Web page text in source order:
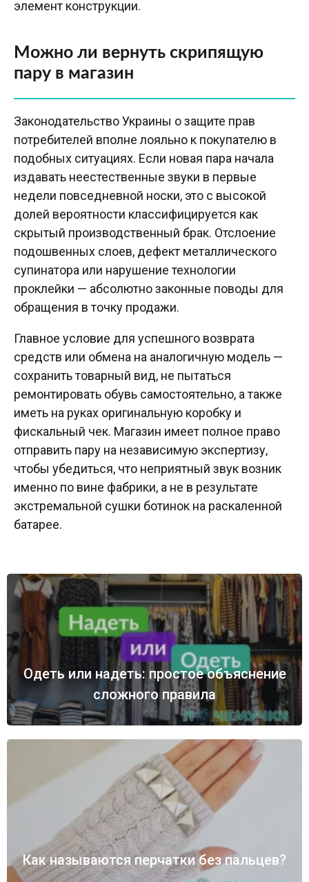
элемент конструкции.
Можно ли вернуть скрипящую
пару в магазин
Законодательство Украины о защите прав
потребителей вполне лояльно к покупателю в
подобных ситуациях. Если новая пара начала
издавать неестественные звуки в первые
недели повседневной носки, это с высокой
долей вероятности классифицируется как
скрытый производственный брак. Отслоение
подошвенных слоев, дефект металлического
супинатора или нарушение технологии
проклейки — абсолютно законные поводы для
обращения в точку продажи.
Главное условие для успешного возврата
средств или обмена на аналогичную модель —
сохранить товарный вид, не пытаться
ремонтировать обувь самостоятельно, а также
иметь на руках оригинальную коробку и
фискальный чек. Магазин имеет полное право
отправить пару на независимую экспертизу,
чтобы убедиться, что неприятный звук возник
именно по вине фабрики, а не в результате
экстремальной сушки ботинок на раскаленной
батарее.
Одеть или надеть: простое объяснение
сложного правила
Как называются перчатки без пальцев?